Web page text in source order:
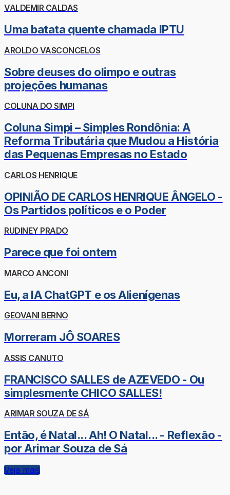
VALDEMIR CALDAS
Uma batata quente chamada IPTU
AROLDO VASCONCELOS
Sobre deuses do olimpo e outras
projeções humanas
COLUNA DO SIMPI
Coluna Simpi – Simples Rondônia: A
Reforma Tributária que Mudou a História
das Pequenas Empresas no Estado
CARLOS HENRIQUE
OPINIÃO DE CARLOS HENRIQUE ÂNGELO -
Os Partidos políticos e o Poder
RUDINEY PRADO
Parece que foi ontem
MARCO ANCONI
Eu, a IA ChatGPT e os Alienígenas
GEOVANI BERNO
Morreram JÔ SOARES
ASSIS CANUTO
FRANCISCO SALLES de AZEVEDO - Ou
simplesmente CHICO SALLES!
ARIMAR SOUZA DE SÁ
Então, é Natal... Ah! O Natal... - Reflexão -
por Arimar Souza de Sá
Veja mais